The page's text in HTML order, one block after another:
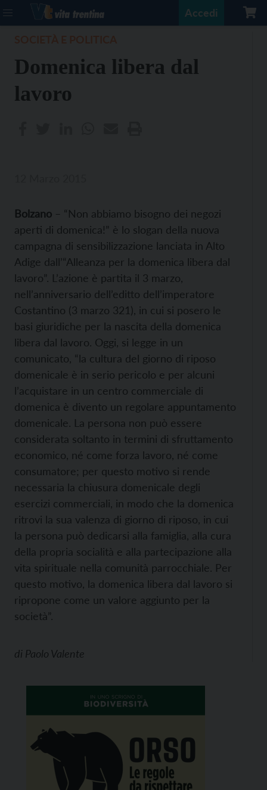
Accedi
Domenica libera dal
lavoro
Bolzano – “Non abbiamo bisogno dei negozi
aperti di domenica!” è lo slogan della nuova
campagna di sensibilizzazione lanciata in Alto
Adige dall’“Alleanza per la domenica libera dal
lavoro”. L’azione è partita il 3 marzo,
nell’anniversario dell’editto dell’imperatore
Costantino (3 marzo 321), in cui si posero le
basi giuridiche per la nascita della domenica
libera dal lavoro. Oggi, si legge in un
comunicato, “la cultura del giorno di riposo
domenicale è in serio pericolo e per alcuni
l’acquistare in un centro commerciale di
domenica è divento un regolare appuntamento
domenicale. La persona non può essere
considerata soltanto in termini di sfruttamento
economico, né come forza lavoro, né come
consumatore; per questo motivo si rende
necessaria la chiusura domenicale degli
esercizi commerciali, in modo che la domenica
ritrovi la sua valenza di giorno di riposo, in cui
la persona può dedicarsi alla famiglia, alla cura
della propria socialità e alla partecipazione alla
vita spirituale nella comunità parrocchiale. Per
questo motivo, la domenica libera dal lavoro si
ripropone come un valore aggiunto per la
società”.
di Paolo Valente